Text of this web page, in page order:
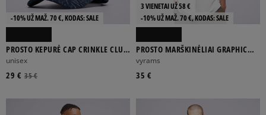
-10% UŽ MAŽ. 70 €, KODAS: SALE
PROSTO KEPURĖ CAP CRINKLE CLUB
BLUE
unisex
35 €
29 €
3 VIENETAI UŽ 58 €
-10% UŽ MAŽ. 70 €, KODAS: SALE
PROSTO MARŠKINĖLIAI GRAPHIC
WEAR THE STREET
vyrams
35 €